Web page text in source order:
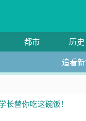
都市 历史
追看
长替你吃这碗饭！